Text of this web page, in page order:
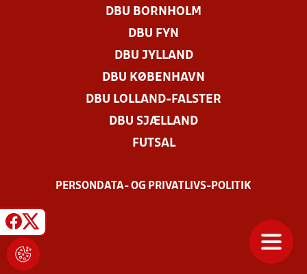
DBU BORNHOLM
DBU FYN
DBU JYLLAND
DBU KØBENHAVN
DBU LOLLAND-FALSTER
DBU SJÆLLAND
FUTSAL
PERSONDATA- OG PRIVATLIVS-POLITIK